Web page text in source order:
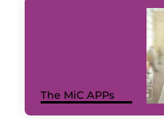
The MiC APPs